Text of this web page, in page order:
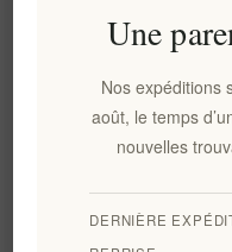
Ajouter à la liste
Panorama
Une
Nos expéditions
août, le temps
nouvelles
DERNIÈRE